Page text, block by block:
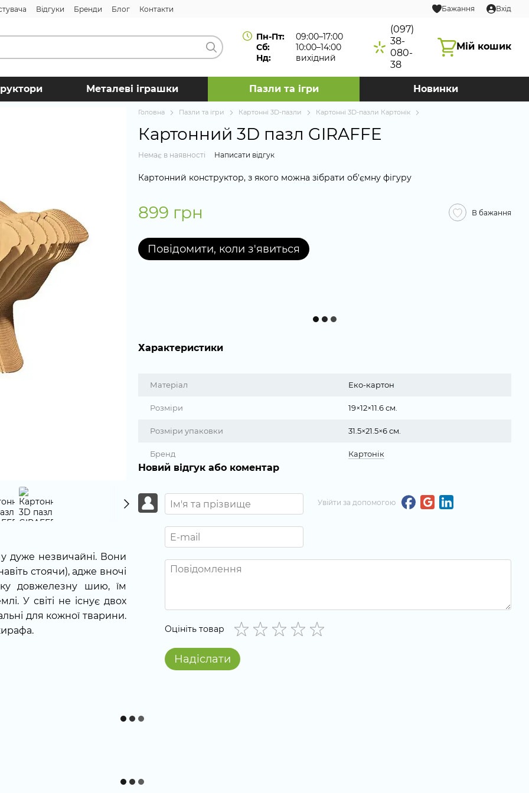
Відгуки Бренди Блог Контакти Бажання Вхід
Пн-Пт:
09:00–17:00
Сб:
10:00–14:00
Нд:
вихідний
(097)
38-
080-
38
Мій кошик
Металеві іграшки Пазли та ігри Новинки
дуже незвичайні. Вони
стоячи), адже вночі
довжелезну шию, їм
У світі не існує двох
для кожної тварини.
Головна Пазли та ігри Картонні 3D-пазли Картонні 3D-пазли Картонік
Картонний 3D пазл GIRAFFE
Немає в наявності Написати відгук
Картонний конструктор, з якого можна зібрати об'ємну фігуру
899 грн В бажання
Повідомити, коли з'явиться
Характеристики
Матеріал Еко-картон
Розміри 19×12×11.6 см.
Розміри упаковки 31.5×21.5×6 см.
Бренд Картонік
Новий відгук або коментар
Увійти за допомогою
Оцініть товар
Надіслати